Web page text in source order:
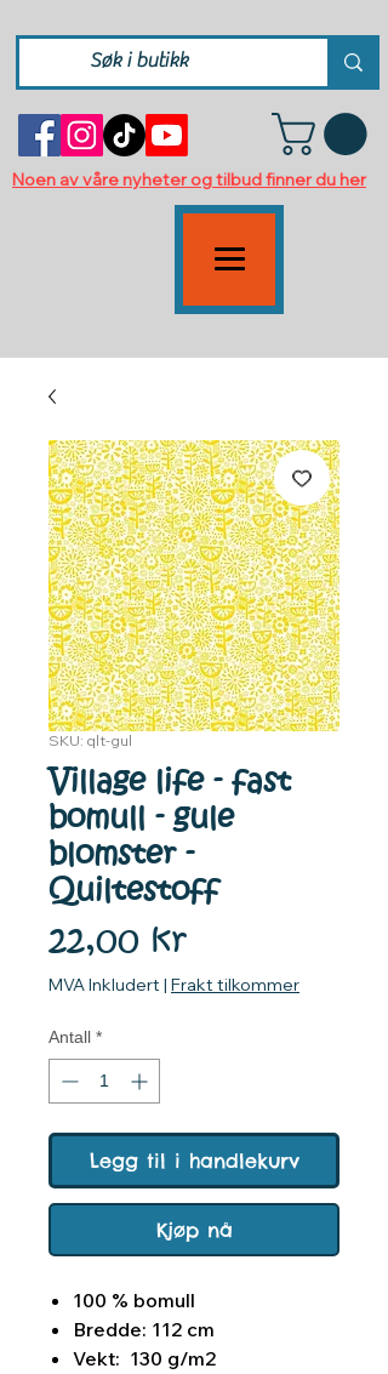
Noen av våre nyheter og tilbud finner du her
SKU: qlt-gul
Village life - fast
bomull - gule
blomster -
Quiltestoff
22,00 krPris
MVA Inkludert | Frakt tilkommer
Antall *
Legg til i handlekurv
Kjøp nå
100 % bomull
Bredde: 112 cm
Vekt: 130 g/m2